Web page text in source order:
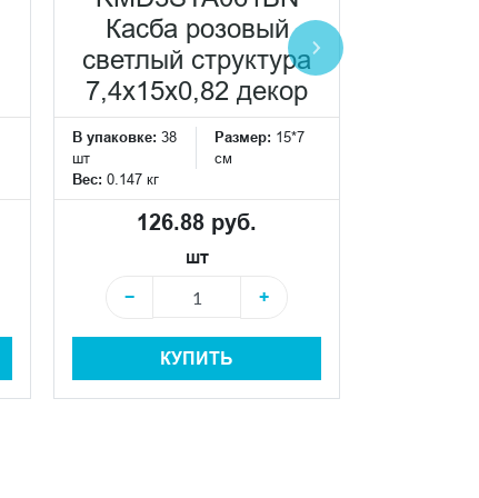
Касба розовый
светлый структура
7,4x15x0,82 декор
В упаковке: 38
шт
Размер: 15*7
см
Вес: 0.147 кг
126.88 руб.
шт
−
+
КУПИТЬ